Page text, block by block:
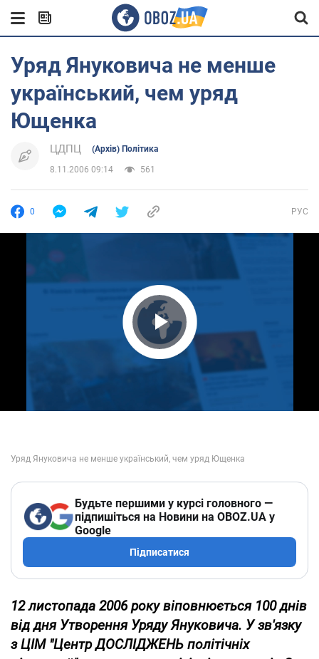
Уряд Януковича не менше
український, чем уряд
Ющенка
ЦДПЦ (Архів) Політика
8.11.2006 09:14 561
0 РУС
Play Video
Будьте першими у курсі головного —
підпишіться на Новини на OBOZ.UA у
Google
Підписатися
12 листопада 2006 року віповнюється 100 днів
від дня Утворення Уряду Януковича. У зв'язку
з ЦІМ "Центр ДОСЛІДЖЕНЬ політічніх